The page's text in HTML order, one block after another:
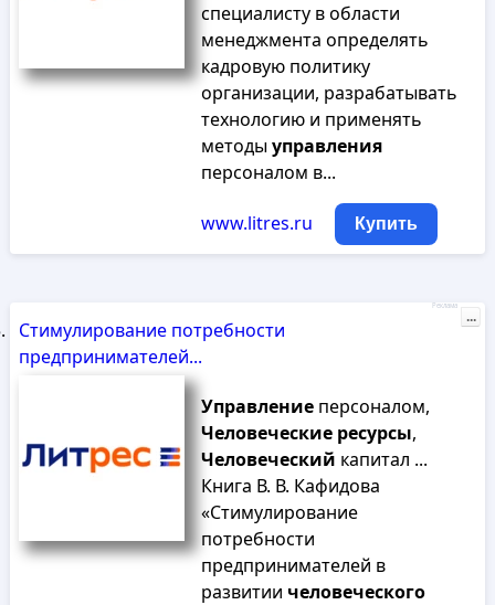
специалисту в области
менеджмента определять
кадровую политику
организации, разрабатывать
технологию и применять
методыуправления
персоналом в...
www.litres.ru Купить
Стимулирование потребности
предпринимателей...
Управлениеперсоналом,
Человеческие ресурсы,
Человеческий капитал ...
Книга В. В. Кафидова
«Стимулирование
потребности
предпринимателей в
развитии человеческого
Реклама
...